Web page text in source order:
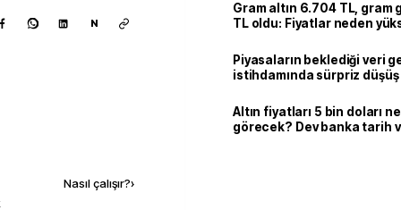
N
Nasıl çalışır?›
Gram altın 6.704 TL, gram
TL oldu: Fiyatlar neden
Piyasaların beklediği veri
istihdamında sürpriz düşüş
Altın fiyatları 5 bin doları
görecek? Dev banka tarih